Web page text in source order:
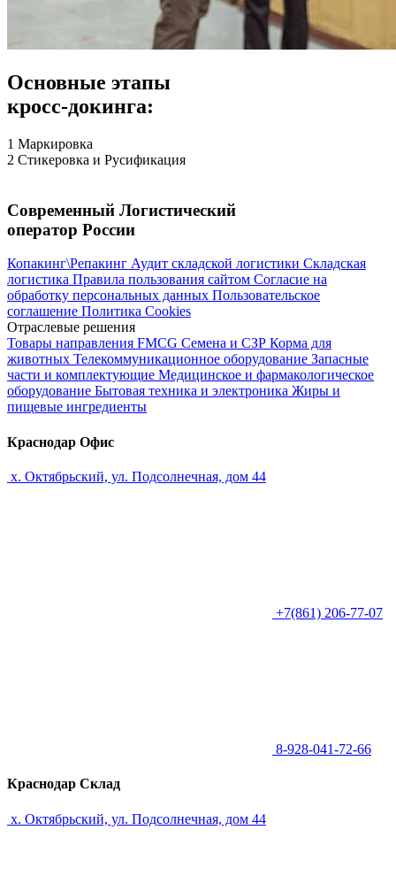
Основные этапы
кросс-докинга:
1 Маркировка
2 Стикеровка и Русификация
Современный Логистический
оператор России
Копакинг\Репакинг Аудит складской логистики Складская
логистика Правила пользования сайтом Согласие на
обработку персональных данных Пользовательское
соглашение Политика Cookies
Отраслевые решения
Товары направления FMCG Семена и СЗР Корма для
животных Телекоммуникационное оборудование Запасные
части и комплектующие Медицинское и фармакологическое
оборудование Бытовая техника и электроника Жиры и
пищевые ингредиенты
Краснодар Офис
х. Октябрьский, ул. Подсолнечная, дом 44
+7(861) 206-77-07
8-928-041-72-66
Краснодар Склад
х. Октябрьский, ул. Подсолнечная, дом 44